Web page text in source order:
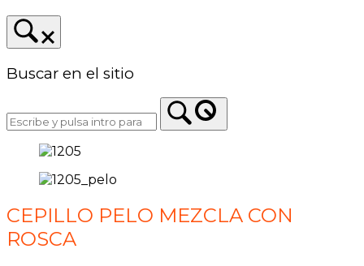
Buscar en el sitio
CEPILLO PELO MEZCLA CON
ROSCA